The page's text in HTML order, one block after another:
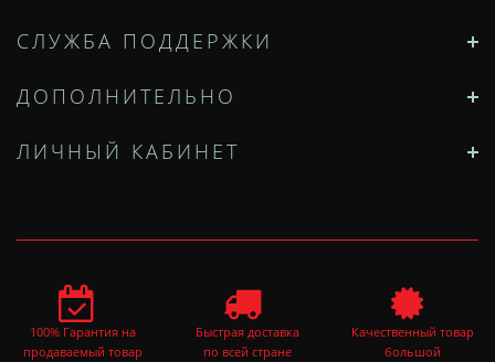
СЛУЖБА ПОДДЕРЖКИ
ДОПОЛНИТЕЛЬНО
ЛИЧНЫЙ КАБИНЕТ
100% Гарантия на
продаваемый товар
Быстрая доставка
по всей стране
Качественный товар
большой